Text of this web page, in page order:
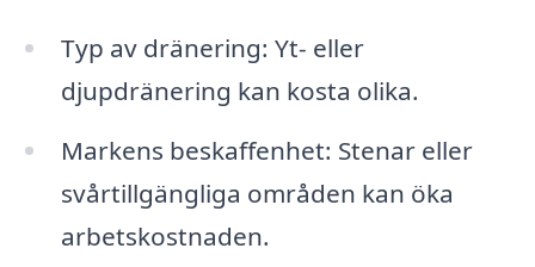
Typ av dränering: Yt- eller
djupdränering kan kosta olika.
Markens beskaffenhet: Stenar eller
svårtillgängliga områden kan öka
arbetskostnaden.